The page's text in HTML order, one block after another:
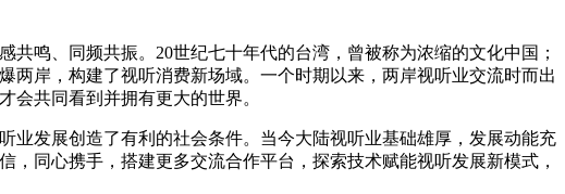
鸣、同频共振。20世纪七十年代的台湾，曾被称为浓缩的文化中国；
岸，构建了视听消费新场域。一个时期以来，两岸视听业交流时而出
会共同看到并拥有更大的世界。
业发展创造了有利的社会条件。当今大陆视听业基础雄厚，发展动能充
同心携手，搭建更多交流合作平台，探索技术赋能视听发展新模式，